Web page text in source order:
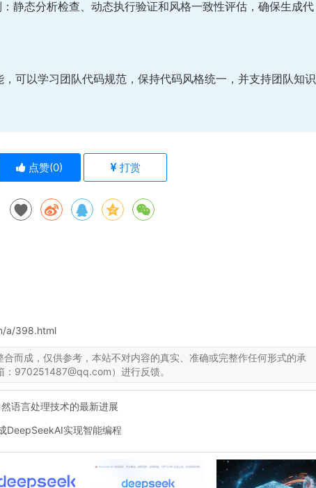
静态分析检查、动态执行验证和风格一致性评估，确保生成代
可以学习团队代码规范，保持代码风格统一，并支持团队知识
点赞(0) 打赏
a/398.html
而成，仅供参考，本站不对内容的真实、准确或完整作任何形式的承
970251487@qq.com）进行反馈。
语言处理技术的最新进展
DeepSeekAI实现智能编程